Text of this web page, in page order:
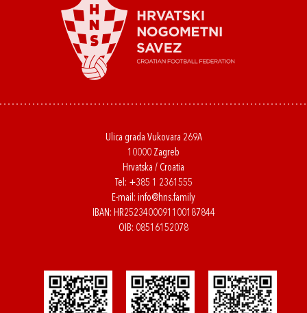
Ulica grada Vukovara 269A
10000 Zagreb
Hrvatska / Croatia
Tel: +385 1 2361555
E-mail: info@hns.family
IBAN: HR2523400091100187844
OIB: 08516152078